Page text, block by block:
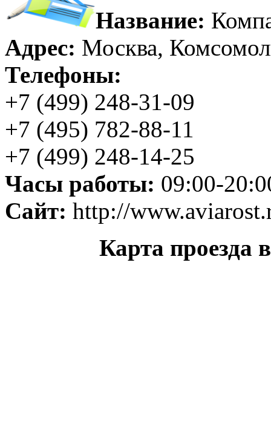
Название:
Адрес: Москва,
Телефоны:
+7 (499) 248-31-09
+7 (495) 782-88-11
+7 (499) 248-14-25
Часы работы: 09:00-
Сайт: http://
Карта проезда